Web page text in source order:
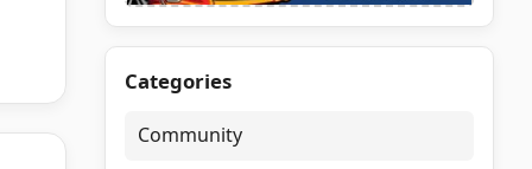
Categories
Community